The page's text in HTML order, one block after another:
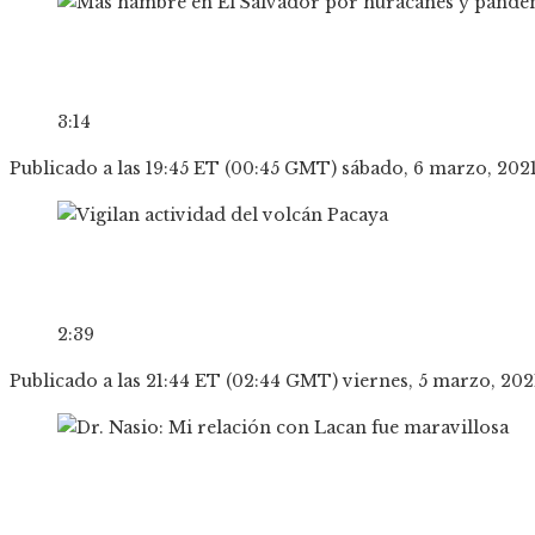
3:14
Publicado a las 19:45 ET (00:45 GMT) sábado, 6 marzo,
2:39
Publicado a las 21:44 ET (02:44 GMT) viernes, 5 marzo,